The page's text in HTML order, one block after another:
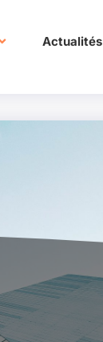
Actualités